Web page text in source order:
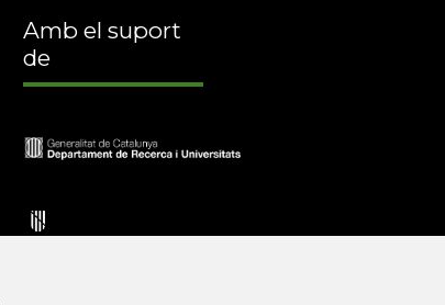
Amb el suport
de